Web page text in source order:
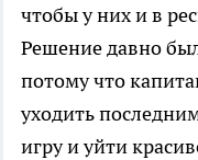
чтобы у них и в
Решение давно
потому что
уходить
игру и уйти